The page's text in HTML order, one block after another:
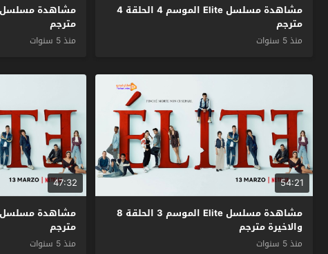
مشاهدة مسلسل Elite الموسم 4 الحلقة 4
مترجم
منذ 5 سنوات
مترجم
منذ 5 سنوات
54:21
مشاهدة مسلسل Elite الموسم 3 الحلقة 8
والاخيرة مترجم
منذ 5 سنوات
47:32
مترجم
منذ 5 سنوات